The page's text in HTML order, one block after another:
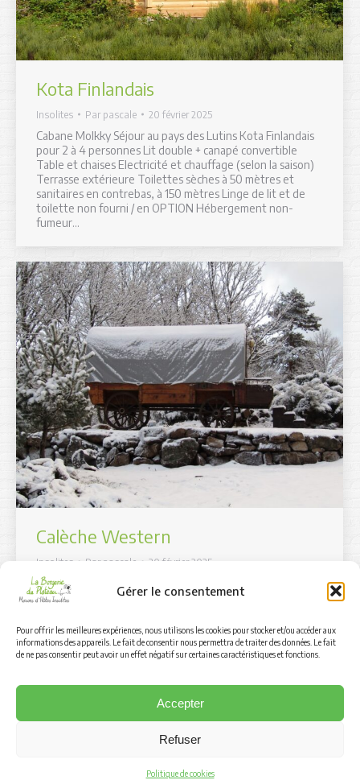
Gérer le consentement
Pour offrir les meilleures expériences, nous utilisons les cookies pour stocker et/ou accéder aux
informations des appareils. Le fait de consentir nous permettra de traiter des données. Le fait
de ne pas consentir peut avoir un effet négatif sur certaines caractéristiques et fonctions.
Accepter
Refuser
Politique de cookies
Kota Finlandais
Insolites Par pascale 20 février 2025
Cabane Molkky Séjour au pays des Lutins Kota Finlandais
pour 2 à 4 personnes Lit double + canapé convertible
Table et chaises Electricité et chauffage (selon la saison)
Terrasse extérieure Toilettes sèches à 50 mètres et
sanitaires en contrebas, à 150 mètres Linge de lit et de
toilette non fourni / en OPTION Hébergement non-
fumeur…
Calèche Western
Insolites Par pascale 20 février 2025
Calèche Western Séjour insolite et western Lit double
160 Table et chaises Electricité et chauffage (selon la
l’intérieur Linge de lit et de toilette non fourni / en
OPTION Hébergement non-fumeur A partir de 85 €
Réservez Autres hébergements et activités
Footer